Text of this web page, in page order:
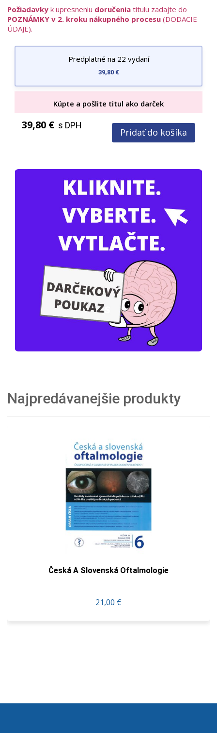
Anestéziológia a intenzívna medicína – moderné
postupy a odporúčania
Klinické kazuistiky a odborné diskusie
Technológie a inovácie v medicíne
Časopis je písaný odborným, ale zrozumiteľným štýlom,
podporujú praktické využitie informácií.
Požiadavky k upresneniu doručenia titulu zadajte do
POZNÁMKY v 2. kroku nákupného procesu (DODACIE
ÚDAJE).
Predplatné na 22 vydaní
39,80 €
Kúpte a pošlite titul ako darček
39,80 € s DPH
Pridať do košíka
Najpredávanejšie produkty
Česká A Slovenská Oftalmologie
21,00 €